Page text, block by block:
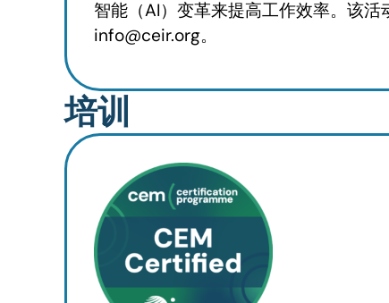
智能（AI）变革来提高工作效率。该
info@ceir.org。
培训